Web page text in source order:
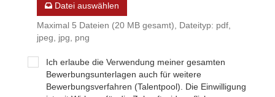
Datei auswählen
Maximal 5 Dateien (20 MB gesamt), Dateityp: pdf,
jpeg, jpg, png
Ich erlaube die Verwendung meiner gesamten
Bewerbungsunterlagen auch für weitere
Bewerbungsverfahren (Talentpool). Die Einwilligung